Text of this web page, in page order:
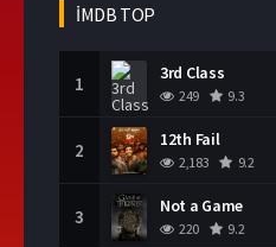
İMDB TOP
1 3rd Class
249 9.3
2 12th Fail
2,183 9.2
3 Not a Game
220 9.2